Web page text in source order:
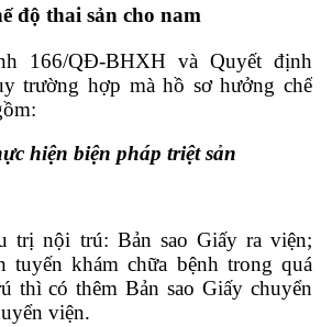
độ thai sản cho nam
166/QĐ-BHXH và Quyết định
trường hợp mà hồ sơ hưởng chế
hiện biện pháp triệt sản
trị nội trú: Bản sao Giấy ra viện;
tuyến khám chữa bệnh trong quá
thì có thêm Bản sao Giấy chuyển
viện.